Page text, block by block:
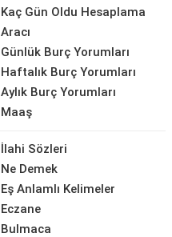
Kaç Gün Oldu Hesaplama
Aracı
Günlük Burç Yorumları
Haftalık Burç Yorumları
Aylık Burç Yorumları
Maaş
İlahi Sözleri
Ne Demek
Eş Anlamlı Kelimeler
Eczane
Bulmaca